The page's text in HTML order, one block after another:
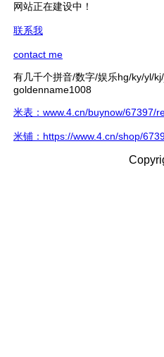
网站正在建设中！
联系我
contact me
有几千个拼音/数字/娱乐hg/ky/yl/
goldenname1008
米表：www.4.cn/buynow/67397/
米铺：https://www.4.cn/shop/